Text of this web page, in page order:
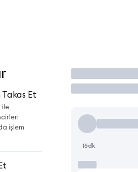
Takas Et
ile
işlem
İşlem Yap
15dk